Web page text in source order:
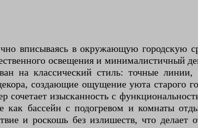
вписываясь в окружающую городскую
освещения и минималистичный
на классический стиль: точные
создающие ощущение уюта старого
сочетает изысканность с
как бассейн с подогревом и комнаты
и роскошь без излишеств, что делает